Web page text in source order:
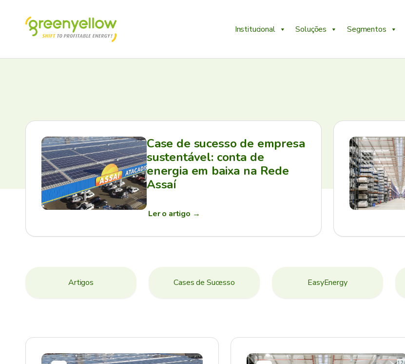
Institucional Soluções Segmentos
Case de sucesso de empresa
sustentável: conta de
energia em baixa na Rede
Assaí
Ler o artigo →
Artigos Cases de Sucesso EasyEnergy